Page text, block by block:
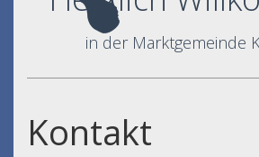
in der Marktgemeinde
Kontakt